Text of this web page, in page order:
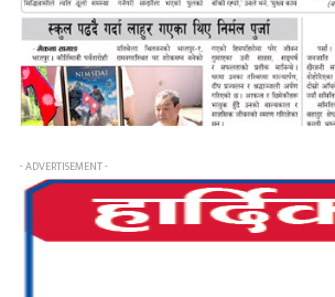
- ADVERTISEMENT -